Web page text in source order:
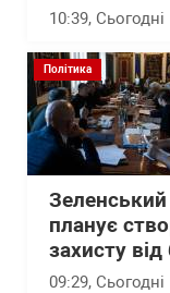
10:39, Сьогодні
Політика
Зеленський
планує
захисту від
09:29, Сьогодні